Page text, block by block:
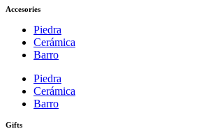
Accesories
Piedra
Cerámica
Barro
Piedra
Cerámica
Barro
Gifts